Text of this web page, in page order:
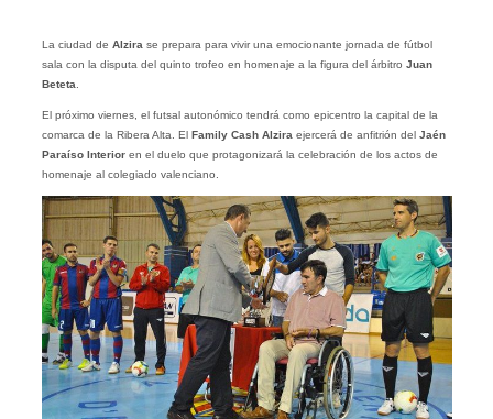
La ciudad de Alzira se prepara para vivir una emocionante jornada de fútbol
sala con la disputa del quinto trofeo en homenaje a la figura del árbitro Juan
Beteta
El próximo viernes, el futsal autonómico tendrá como epicentro la capital de la
comarca de la Ribera Alta. El Family Cash Alzira ejercerá de anfitrión del Jaén
Paraíso Interioren el duelo que protagonizará la celebración de los actos de
homenaje al colegiado valenciano.